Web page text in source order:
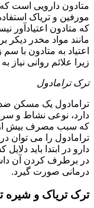
متادون دارویی است
مورفین و تریاک
که متادون اعتیادآور
مانند مواد مخدر دیکر
اعتیاد به متادون با
زیرا علائم روانی نیاز
ترک ترامادول
ترامادول یک مسکن
دارد، نوعی نشاط و
که سبب مصرف بیش از
ترامادول را می توان
دارو در ابتدا باید
در برطرف کردن آن
درمانی صورت گیرد.
ترک تریاک و شیره